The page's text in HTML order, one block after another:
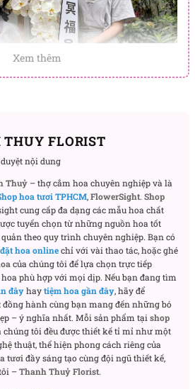
tang Forever Remembered
được dựng trênkệ gỗtự nhiên,
mộc mạc và trang trọng.
sắt phổ biến, kệ gỗ mang lại
tổng thể hoa vừa hiện đại vừa
bố trí theo dáng đứng cao,
thoát, phù hợp để đặt tại nhà
gian tưởng niệm.
Xem thêm
FLORIST
nội dung
Thuỷ – thợ cắm hoa chuyên nghiệp và là
hoa tươi TPHCM,FlowerSight. Shop
cung cấp đa dạng các mẫu hoa chất
tuyển chọn từ những nguồn hoa tốt
theo quy trình chuyên nghiệp. Bạn có
đặt hoa onlinechỉ với vài thao tác, hoặc ghé
của chúng tôi để lựa chọn trực tiếp
phù hợp với mọi dịp. Nếu bạn đang tìm
đâyhaytiệm hoa gần đây, hãy để
đồng hành cùng bạn mang đến những bó
– ý nghĩa nhất. Mỗi sản phẩm tạishop
chúng tôi đều được thiết kế tỉ mỉ như một
thuật, thể hiện phong cách riêng của
tươiđầy sáng tạo cùng đội ngũ thiết kế,
–Thanh Thuỷ Florist.